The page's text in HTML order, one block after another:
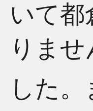
いて
りま
した